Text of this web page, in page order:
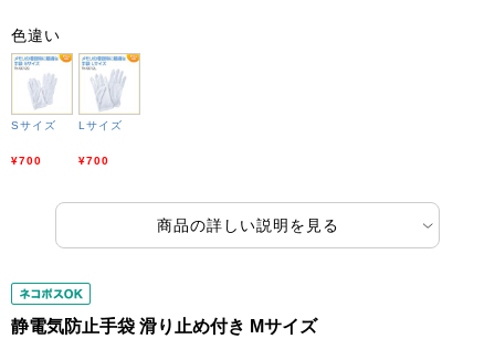
色違い
Sサイズ
¥700
Lサイズ
¥700
商品の詳しい説明を見る
静電気防止手袋 滑り止め付き Mサイズ